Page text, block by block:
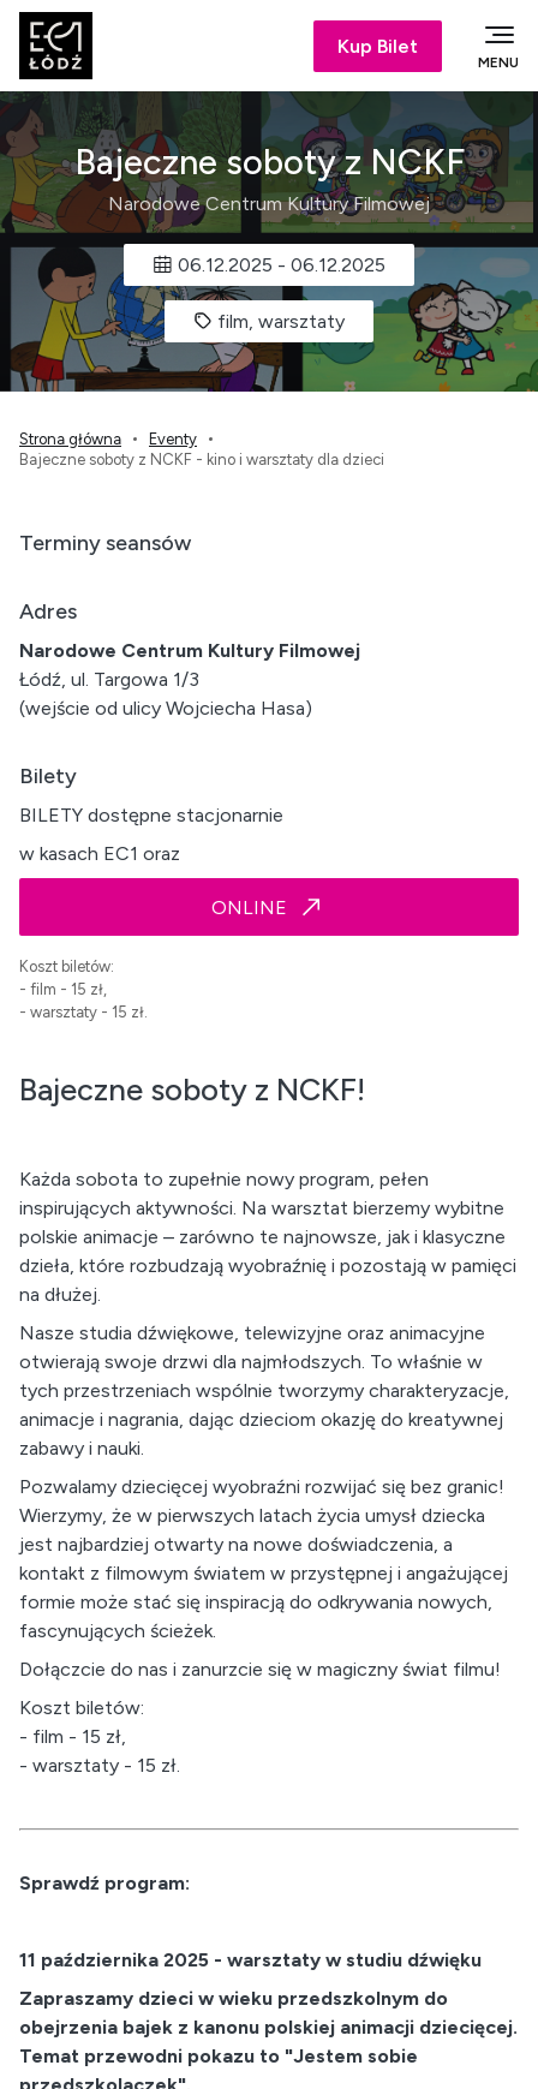
Kup Bilet
MENU
Bajeczne soboty z NCKF
Narodowe Centrum Kultury Filmowej
06.12.2025 - 06.12.2025
film, warsztaty
Strona główna
Eventy
Bajeczne soboty z NCKF - kino i warsztaty dla dzieci
Bajeczne soboty z NCKF!
Każda sobota to zupełnie nowy program, pełen
inspirujących aktywności. Na warsztat bierzemy wybitne
polskie animacje – zarówno te najnowsze, jak i klasyczne
dzieła, które rozbudzają wyobraźnię i pozostają w pamięci
na dłużej.
Nasze studia dźwiękowe, telewizyjne oraz animacyjne
otwierają swoje drzwi dla najmłodszych. To właśnie w
tych przestrzeniach wspólnie tworzymy charakteryzacje,
animacje i nagrania, dając dzieciom okazję do kreatywnej
zabawy i nauki.
Pozwalamy dziecięcej wyobraźni rozwijać się bez granic!
Wierzymy, że w pierwszych latach życia umysł dziecka
jest najbardziej otwarty na nowe doświadczenia, a
kontakt z filmowym światem w przystępnej i angażującej
formie może stać się inspiracją do odkrywania nowych,
fascynujących ścieżek.
Dołączcie do nas i zanurzcie się w magiczny świat filmu!
Koszt biletów:
- film - 15 zł,
- warsztaty - 15 zł.
Sprawdź program:
11 października 2025 - warsztaty w studiu dźwięku
Zapraszamy dzieci w wieku przedszkolnym do
obejrzenia bajek z kanonu polskiej animacji dziecięcej.
Temat przewodni pokazu to "Jestem sobie
Terminy seansów
Adres
Narodowe Centrum Kultury Filmowej
Łódź, ul. Targowa 1/3
(wejście od ulicy Wojciecha Hasa)
Bilety
BILETY dostępne stacjonarnie
w kasach EC1 oraz
ONLINE
Koszt biletów:
- film - 15 zł,
- warsztaty - 15 zł.